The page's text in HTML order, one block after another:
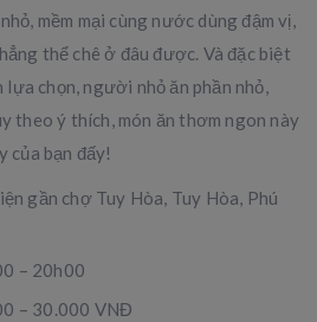
mềm mại cùng nước dùng đậm vị,
thể chê ở đâu được. Và đặc biệt
lựa chọn, người nhỏ ăn phần nhỏ,
theo ý thích, món ăn thơm ngon này
của bạn đấy!
gần chợ Tuy Hòa, Tuy Hòa, Phú
– 20h00
– 30.000 VNĐ